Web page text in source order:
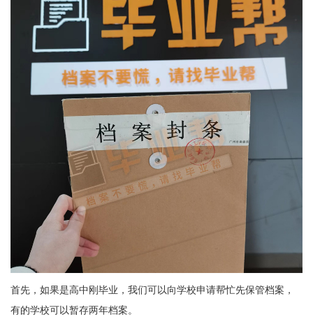
首先，如果是高中刚毕业，我们可以向学校申请帮忙先保管档案，
有的学校可以暂存两年档案。